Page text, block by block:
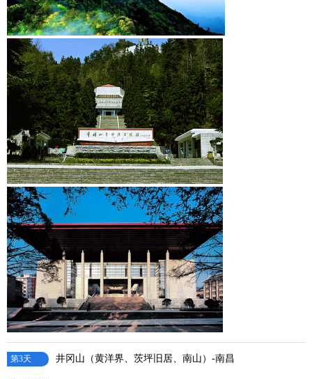
第3天 井冈山（黄洋界、茨坪旧居、南山）-南昌